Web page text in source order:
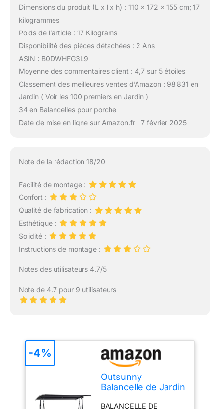
Dimensions du produit (L x l x h) : 110 x 172 x 155 cm; 17
kilogrammes
Poids de l’article : 17 Kilograms
Disponibilité des pièces détachées : 2 Ans
ASIN : B0DWHFG3L9
Moyenne des commentaires client : 4,7 sur 5 étoiles
Classement des meilleures ventes d’Amazon : 98 831 en
Jardin ( Voir les 100 premiers en Jardin )
34 en Balancelles pour porche
Date de mise en ligne sur Amazon.fr : 7 février 2025
Note de la rédaction 18/20
Facilité de montage :
Confort :
Qualité de fabrication :
Esthétique :
Solidité :
Instructions de montage :
Notes des utilisateurs 4.7/5
Note de 4.7 pour 9 utilisateurs
Outsunny
Balancelle de Jardin
BALANCELLE DE
-4%